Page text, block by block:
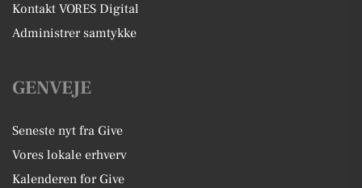
Kontakt VORES Digital
Administrer samtykke
GENVEJE
Seneste nyt fra Give
Vores lokale erhverv
Kalenderen for Give